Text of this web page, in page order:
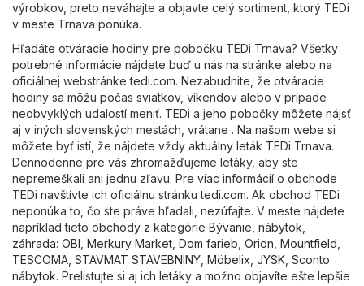
výrobkov, preto neváhajte a objavte celý sortiment, ktorý TEDi
v meste Trnava ponúka.
Hľadáte otváracie hodiny pre pobočku TEDi Trnava? Všetky
potrebné informácie nájdete buď u nás na stránke alebo na
oficiálnej webstránketedi.com. Nezabudnite, že otváracie
hodiny sa môžu počas sviatkov, víkendov alebo v prípade
neobvyklých udalostí meniť. TEDi a jeho pobočky môžete nájsť
aj v iných slovenských mestách, vrátane . Na našom webe si
môžete byť istí, že nájdete vždy aktuálny leták TEDi Trnava.
Dennodenne pre vás zhromažďujeme letáky, aby ste
nepremeškali ani jednu zľavu. Pre viac informácií o obchode
TEDi navštívte ich oficiálnu stránkutedi.com. Ak obchod TEDi
neponúka to, čo ste práve hľadali, nezúfajte. V meste nájdete
napríklad tieto obchody z kategórie Bývanie, nábytok,
záhrada: OBI Merkury Market Dom farieb Orion Mountfield
TESCOMA STAVMAT STAVEBNINY Möbelix JYSK Sconto
nábytok. Prelistujte si aj ich letáky a možno objavíte ešte lepšie